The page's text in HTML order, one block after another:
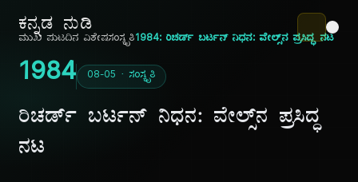
ಕನ್ನಡ ನುಡಿ
ಮುಖ ಪುಟದಿನ ವಿಶೇಷಸಂಸ್ಕೃತಿ1984: ರಿಚರ್ಡ್ ಬರ್ಟನ್ ನಿಧನ: ವೇಲ್ಸ್‌ನ ಪ್ರಸಿದ್ಧ ನಟ
1984 08-05 · ಸಂಸ್ಕೃತಿ
ರಿಚರ್ಡ್ ಬರ್ಟನ್ ನಿಧನ: ವೇಲ್ಸ್‌ನ ಪ್ರಸಿದ್ಧ
ನಟ